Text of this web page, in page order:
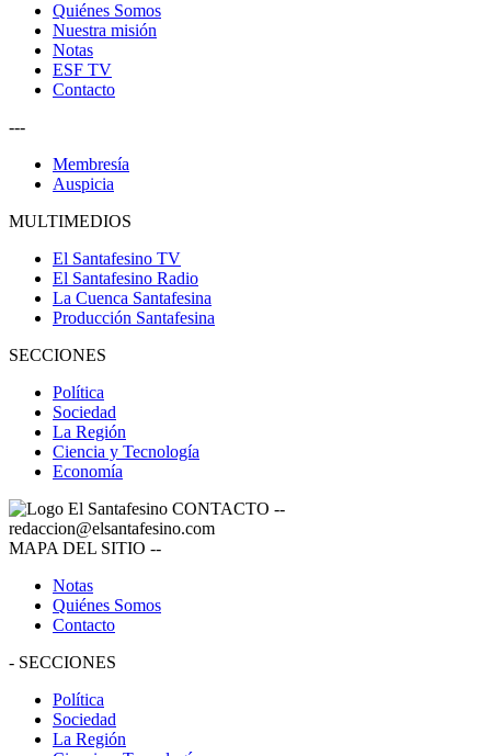
Quiénes Somos
Nuestra misión
Notas
ESF TV
Contacto
---
Membresía
Auspicia
MULTIMEDIOS
El Santafesino TV
El Santafesino Radio
La Cuenca Santafesina
Producción Santafesina
SECCIONES
Política
Sociedad
La Región
Ciencia y Tecnología
Economía
CONTACTO --
redaccion@elsantafesino.com
MAPA DEL SITIO --
Notas
Quiénes Somos
Contacto
- SECCIONES
Política
Sociedad
La Región